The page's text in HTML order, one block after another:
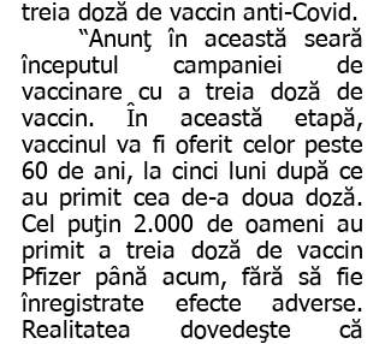
începutul campaniei de
vaccinare cu a treia doză de
vaccin. În această etapă,
vaccinul va fi oferit celor peste
60 de ani, la cinci luni după ce
au primit cea de-a doua doză.
Cel puţin 2.000 de oameni au
primit a treia doză de vaccin
Pfizer până acum, fără să fie
înregistrate efecte adverse.
Realitatea dovedeşte că